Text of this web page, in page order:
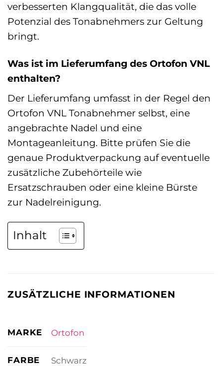
verbesserten Klangqualität, die das volle
Potenzial des Tonabnehmers zur Geltung
bringt.
Was ist im Lieferumfang des Ortofon VNL
enthalten?
Der Lieferumfang umfasst in der Regel den
Ortofon VNL Tonabnehmer selbst, eine
angebrachte Nadel und eine
Montageanleitung. Bitte prüfen Sie die
genaue Produktverpackung auf eventuelle
zusätzliche Zubehörteile wie
Ersatzschrauben oder eine kleine Bürste
zur Nadelreinigung.
Inhalt
ZUSÄTZLICHE INFORMATIONEN
MARKE Ortofon
FARBE Schwarz